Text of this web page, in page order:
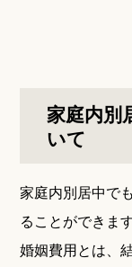
家庭内別
いて
家庭内別居中で
ることができます
婚姻費用とは、